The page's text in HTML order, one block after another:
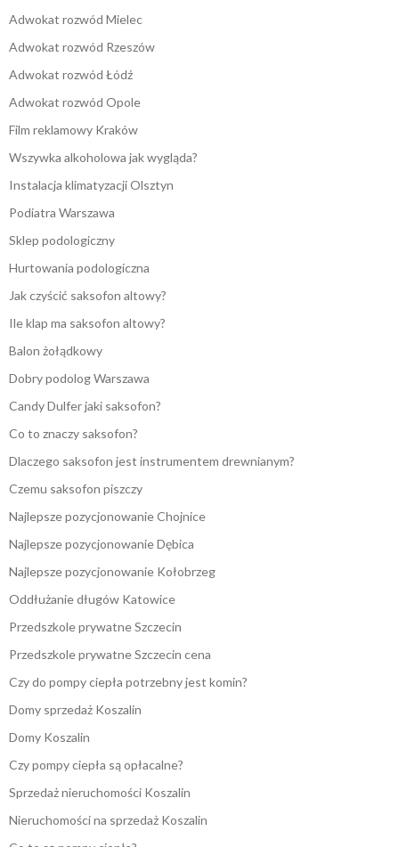
Adwokat rozwód Mielec
Adwokat rozwód Rzeszów
Adwokat rozwód Łódź
Adwokat rozwód Opole
Film reklamowy Kraków
Wszywka alkoholowa jak wygląda?
Instalacja klimatyzacji Olsztyn
Podiatra Warszawa
Sklep podologiczny
Hurtowania podologiczna
Jak czyścić saksofon altowy?
Ile klap ma saksofon altowy?
Balon żołądkowy
Dobry podolog Warszawa
Candy Dulfer jaki saksofon?
Co to znaczy saksofon?
Dlaczego saksofon jest instrumentem drewnianym?
Czemu saksofon piszczy
Najlepsze pozycjonowanie Chojnice
Najlepsze pozycjonowanie Dębica
Najlepsze pozycjonowanie Kołobrzeg
Oddłużanie długów Katowice
Przedszkole prywatne Szczecin
Przedszkole prywatne Szczecin cena
Czy do pompy ciepła potrzebny jest komin?
Domy sprzedaż Koszalin
Domy Koszalin
Czy pompy ciepła są opłacalne?
Sprzedaż nieruchomości Koszalin
Nieruchomości na sprzedaż Koszalin